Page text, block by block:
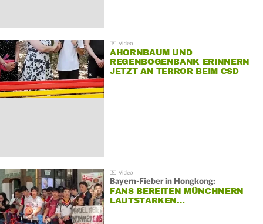
AHORNBAUM UND
REGENBOGENBANK ERINNERN
JETZT AN TERROR BEIM CSD
Bayern-Fieber in Hongkong:
FANS BEREITEN MÜNCHNERN
LAUTSTARKEN…